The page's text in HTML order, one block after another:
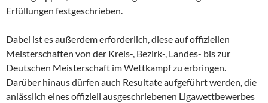
Erfüllungen festgeschrieben.
Dabei ist es außerdem erforderlich, diese auf offiziellen
Meisterschaften von der Kreis-, Bezirk-, Landes- bis zur
Deutschen Meisterschaft im Wettkampf zu erbringen.
Darüber hinaus dürfen auch Resultate aufgeführt werden, die
anlässlich eines offiziell ausgeschriebenen Ligawettbewerbes